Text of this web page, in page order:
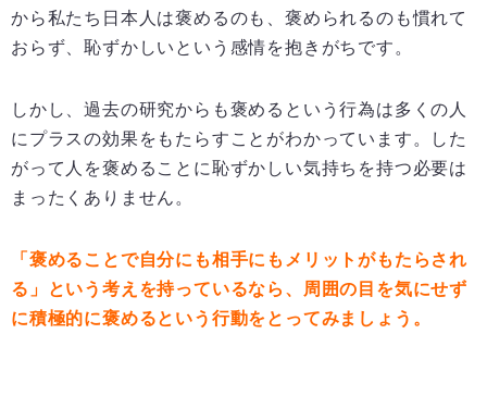
から私たち日本人は褒めるのも、褒められるのも慣れて
おらず、恥ずかしいという感情を抱きがちです。
しかし、過去の研究からも褒めるという行為は多くの人
にプラスの効果をもたらすことがわかっています。した
がって人を褒めることに恥ずかしい気持ちを持つ必要は
まったくありません。
「褒めることで自分にも相手にもメリットがもたらされ
る」という考えを持っているなら、周囲の目を気にせず
に積極的に褒めるという行動をとってみましょう。